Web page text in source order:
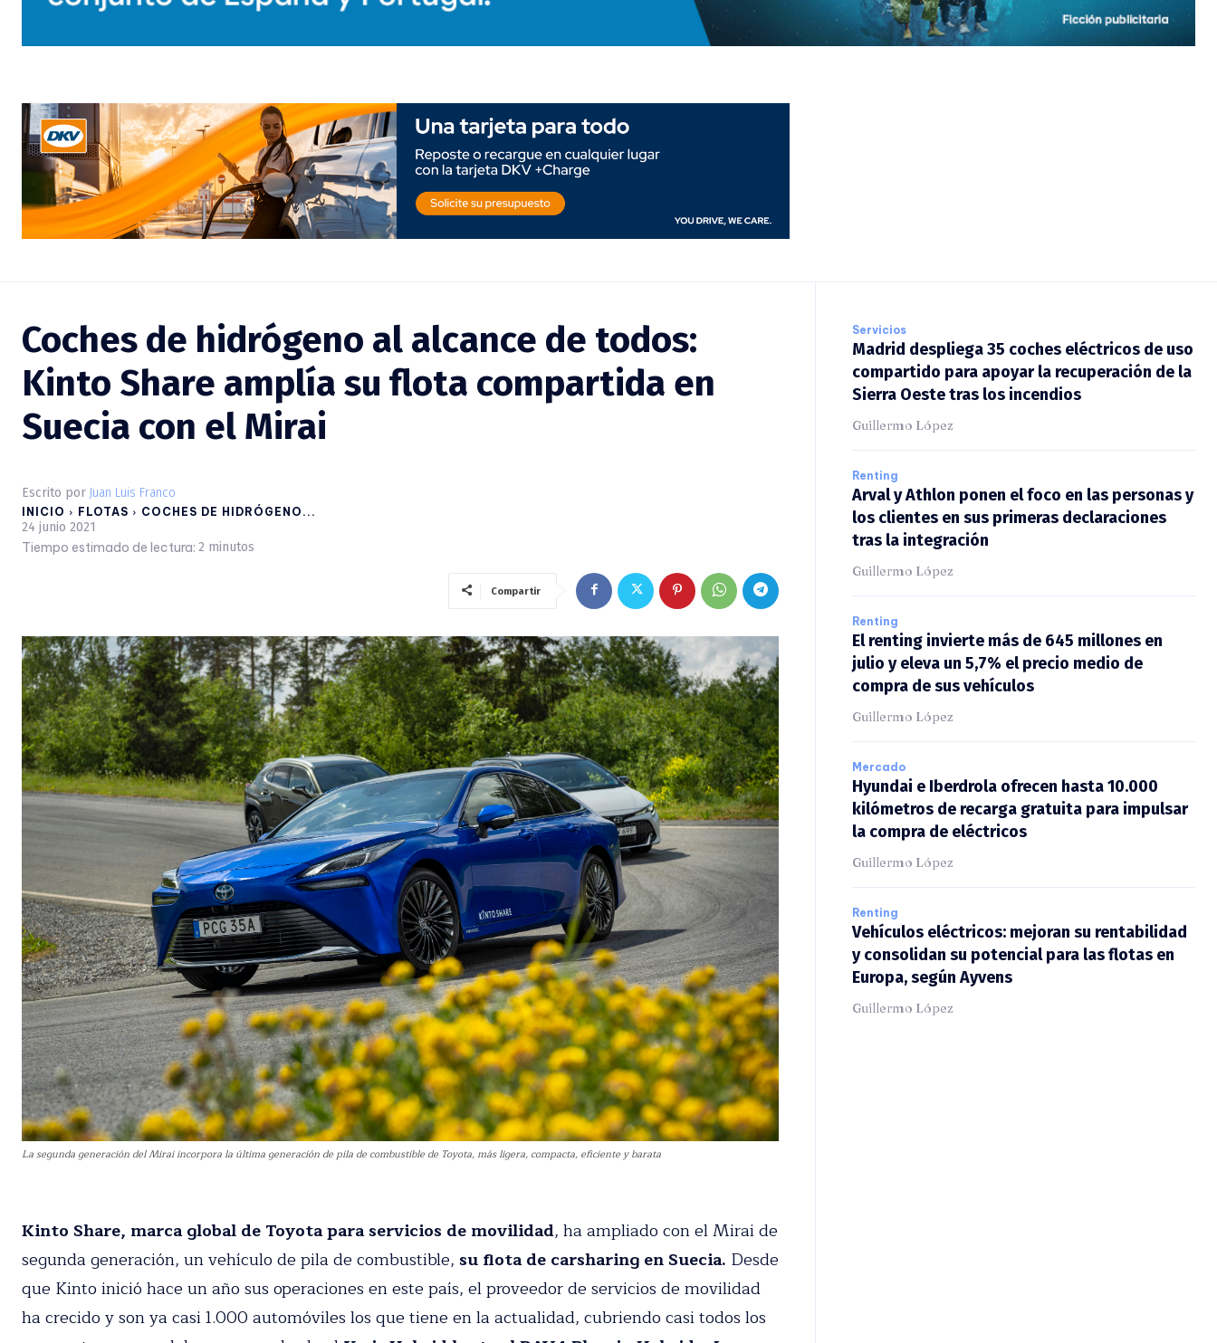
Coches de hidrógeno al alcance de todos:
Kinto Share amplía su flota compartida en
Suecia con el Mirai
Escrito por Juan Luis Franco
INICIO FLOTAS COCHES DE HIDRÓGENO...
24 junio 2021
Tiempo estimado de lectura: 2 minutos
Compartir
La segunda generación del Mirai incorpora la última generación de pila de combustible de Toyota, más ligera, compacta, eficiente y barata
Kinto Share, marca global de Toyota para servicios de movilidad , ha ampliado con el Mirai
de segunda generación, un vehículo de pila de combustible, su flota de carsharing en Suecia.
Desde que Kinto inició hace un año sus operaciones en este país, el proveedor de servicios de
movilidad ha crecido y son ya casi 1.000 automóviles los que tiene en la actualidad, cubriendo
Servicios
Madrid despliega 35 coches eléctricos de
uso compartido para apoyar la recuperación
de la Sierra Oeste tras los incendios
Guillermo López
Renting
Arval y Athlon ponen el foco en las personas
y los clientes en sus primeras declaraciones
tras la integración
Guillermo López
Renting
El renting invierte más de 645 millones en
julio y eleva un 5,7% el precio medio de
compra de sus vehículos
Guillermo López
Mercado
Hyundai e Iberdrola ofrecen hasta 10.000
kilómetros de recarga gratuita para impulsar
la compra de eléctricos
Guillermo López
Renting
Vehículos eléctricos: mejoran su rentabilidad
y consolidan su potencial para las flotas en
Europa, según Ayvens
Guillermo López
Recibe toda la actualidad del motor en tu email.